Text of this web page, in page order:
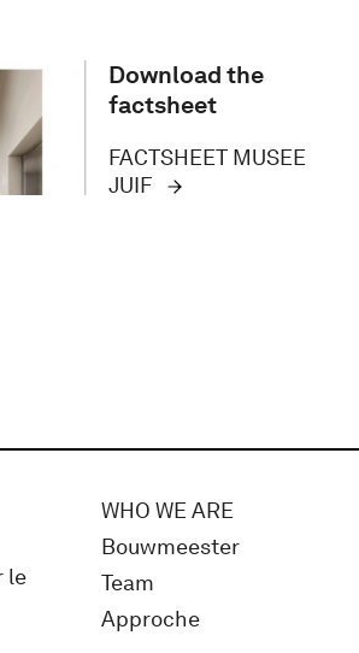
Download the
factsheet
FACTSHEET MUSEE
JUIF
le
WHO WE ARE
Bouwmeester
Team
Approche